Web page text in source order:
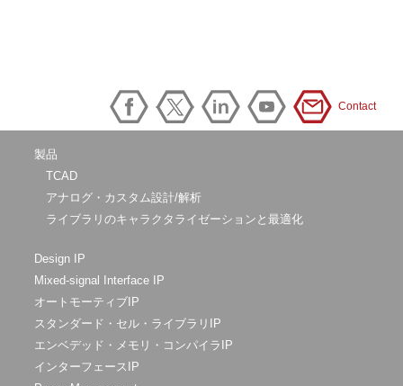
Contact
製品
TCAD
アナログ・カスタム設計/解析
ライブラリのキャラクタライゼーションと最適化
Design IP
Mixed-signal Interface IP
オートモーティブIP
スタンダード・セル・ライブラリIP
エンベデッド・メモリ・コンパイラIP
インターフェースIP